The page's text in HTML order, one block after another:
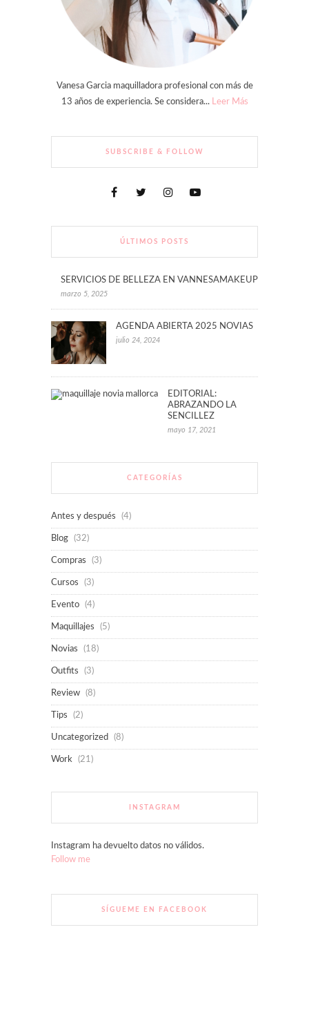
Vanesa Garcia maquilladora profesional con más de
13 años de experiencia. Se considera... Leer Más
SUBSCRIBE & FOLLOW
ÚLTIMOS POSTS
SERVICIOS DE BELLEZA EN VANNESAMAKEUP
marzo 5, 2025
AGENDA ABIERTA 2025 NOVIAS
julio 24, 2024
EDITORIAL:
ABRAZANDO LA
SENCILLEZ
mayo 17, 2021
CATEGORÍAS
Antes y después (4)
Blog (32)
Compras (3)
Cursos (3)
Evento (4)
Maquillajes (5)
Novias (18)
Outfits (3)
Review (8)
Tips (2)
Uncategorized (8)
Work (21)
INSTAGRAM
Instagram ha devuelto datos no válidos.
Follow me
SÍGUEME EN FACEBOOK